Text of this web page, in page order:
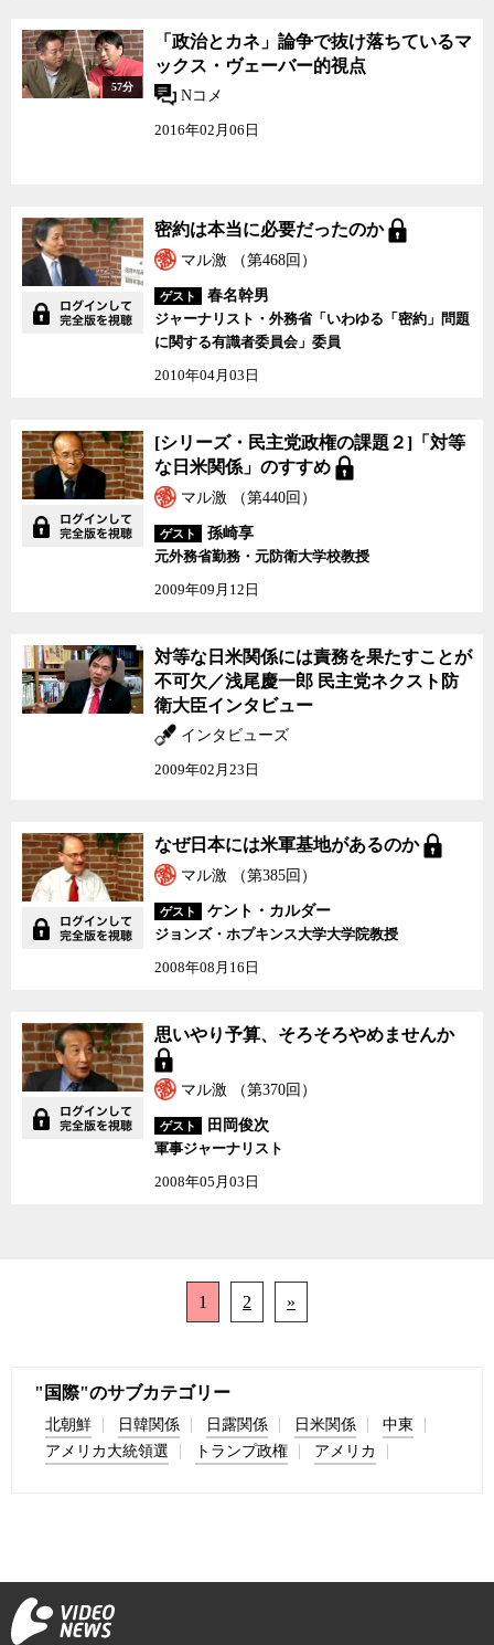
57分
「政治とカネ」論争で抜け落ちているマ
ックス・ヴェーバー的視点
Nコメ
2016年02月06日
密約は本当に必要だった
のか
密約は本当に必要だったのか
マル激 （第468回）
ゲスト
春名幹男
ジャーナリスト・外務省「いわゆる「密約」問題
に関する有識者委員会」委員
2010年04月03日
[シリーズ・民主党政権
の課題２]「対等な日米
関係」のすすめ
[シリーズ・民主党政権の課題２]「対等
な日米関係」のすすめ
マル激 （第440回）
ゲスト
孫崎享
元外務省勤務・元防衛大学校教授
2009年09月12日
対等な日米関係には責務
を果たすことが不可欠／
浅尾慶一郎 民主党ネク
スト防衛大臣インタビュ
対等な日米関係には責務を果たすことが
不可欠／浅尾慶一郎 民主党ネクスト防
衛大臣インタビュー
インタビューズ
2009年02月23日
なぜ日本には米軍基地が
あるのか
なぜ日本には米軍基地があるのか
マル激 （第385回）
ゲスト
ケント・カルダー
ジョンズ・ホプキンス大学大学院教授
2008年08月16日
思いやり予算、そろそろ
やめませんか
思いやり予算、そろそろやめませんか
マル激 （第370回）
ゲスト
田岡俊次
軍事ジャーナリスト
2008年05月03日
1 2 »
"国際"のサブカテゴリー
北朝鮮 日韓関係 日露関係 日米関係
中東
アメリカ大統領選
トランプ政権 アメリカ